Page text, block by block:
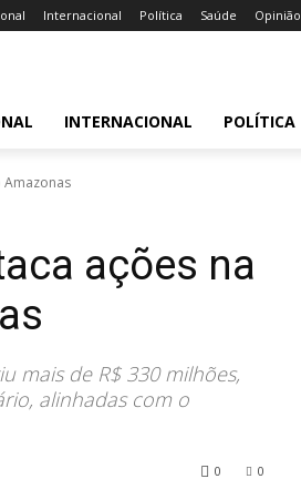
Internacional Política Saúde Opinião
INTERNACIONAL POLÍTICA
ações na
mais de R$ 330 milhões,
alinhadas com o
0
0